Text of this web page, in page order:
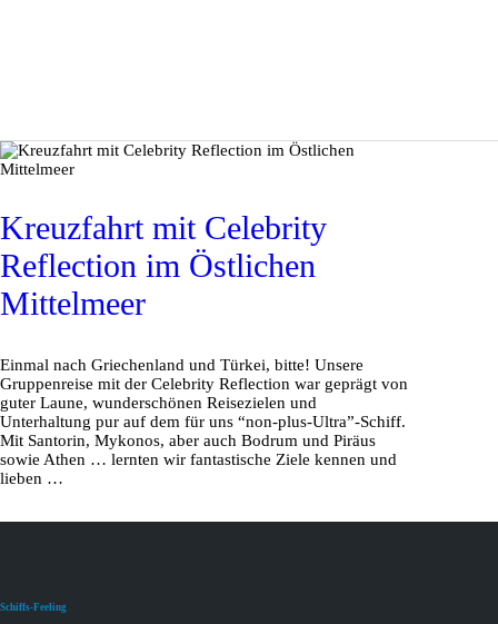
Kreuzfahrt mit Celebrity
Reflection im Östlichen
Mittelmeer
Einmal nach Griechenland und Türkei, bitte! Unsere
Gruppenreise mit der Celebrity Reflection war geprägt von
guter Laune, wunderschönen Reisezielen und
Unterhaltung pur auf dem für uns “non-plus-Ultra”-Schiff.
Mit Santorin, Mykonos, aber auch Bodrum und Piräus
sowie Athen … lernten wir fantastische Ziele kennen und
lieben …
Schiffs-Feeling